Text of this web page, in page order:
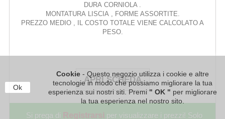
Ok
Cookie - Questo negozio utilizza i cookie e altre
tecnologie in modo che possiamo migliorare la tua
esperienza sui nostri siti. Premi " OK " per migliorare
la tua esperienza nel nostro sito.
DURA CORNIOLA .
MONTATURA LISCIA , FORME ASSORTITE.
PREZZO MEDIO , IL COSTO TOTALE VIENE CALCOLATO A
PESO.
APRI SCHEDA
Si prega di Registrarsi per visualizzare i prezzi! Solo